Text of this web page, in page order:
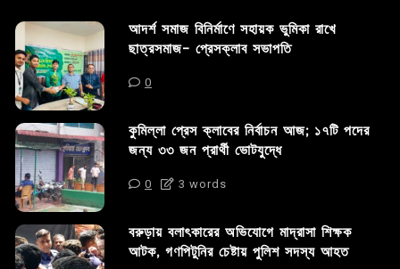
আদর্শ সমাজ বিনির্মাণে সহায়ক ভুমিকা রাখে
ছাত্রসমাজ- প্রেসক্লাব সভাপতি
0
কুমিল্লা প্রেস ক্লাবের নির্বাচন আজ; ১৭টি পদের
জন্য ৩৩ জন প্রার্থী ভোটযুদ্ধে
0 3 words
বরুড়ায় বলাৎকারের অভিযোগে মাদ্রাসা শিক্ষক
আটক, গণপিটুনির চেষ্টায় পুলিশ সদস্য আহত